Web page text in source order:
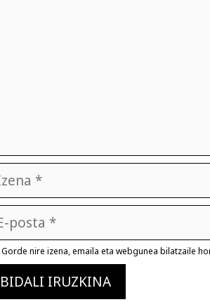
Gorde nire izena, emaila eta webgunea bilatzaile